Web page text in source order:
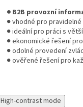
● B2B provozní
● vhodné pro
● ideální pro práci s
● ekonomické řešení
● odolné provedení
● ověřené řešení pro
High-contrast mode